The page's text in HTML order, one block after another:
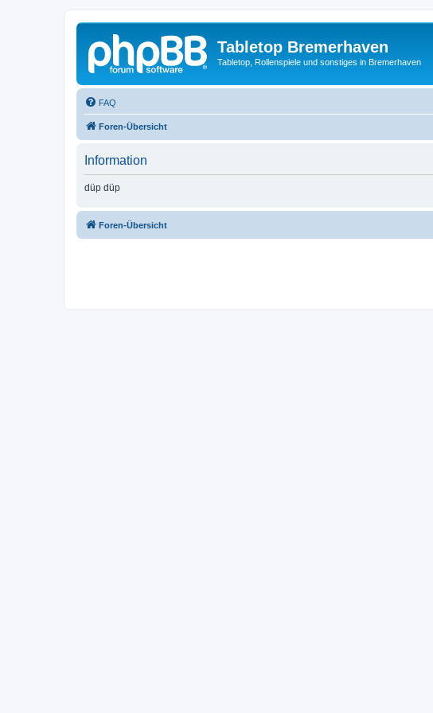
Tabletop Bremerhaven
Tabletop, Rollenspiele und sonstiges in Bremerhaven
FAQ
Foren-Übersicht
Information
düp düp
Foren-Übersicht